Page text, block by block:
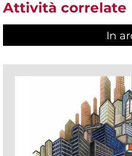
Attività correlate
In